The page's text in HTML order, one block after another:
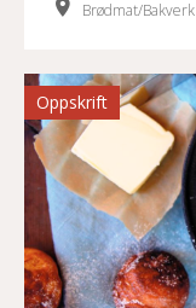
Brødmat/Bakverk
Oppskrift